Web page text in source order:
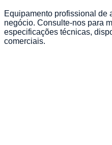
Equipamento profissional de
negócio. Consulte-nos para
especificações técnicas,
comerciais.